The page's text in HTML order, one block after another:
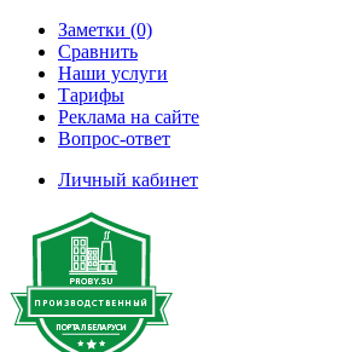
Заметки (0)
Сравнить
Наши услуги
Тарифы
Реклама на сайте
Вопрос-ответ
Личный кабинет